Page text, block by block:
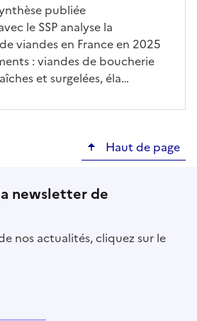
publiée
le SSP analyse la
viandes en France en 2025
: viandes de boucherie
et surgelées, éla…
Haut de page
newsletter de
nos actualités, cliquez sur le